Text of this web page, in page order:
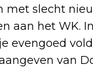
met slecht
aan het WK.
evengoed
van